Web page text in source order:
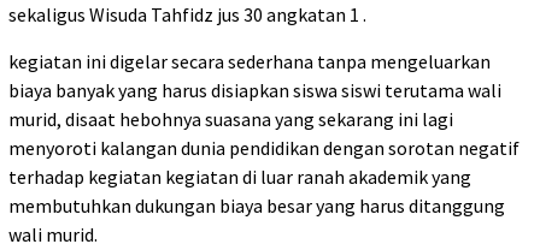
sekaligus Wisuda Tahfidz jus 30 angkatan 1 .
kegiatan ini digelar secara sederhana tanpa mengeluarkan
biaya banyak yang harus disiapkan siswa siswi terutama wali
murid, disaat hebohnya suasana yang sekarang ini lagi
menyoroti kalangan dunia pendidikan dengan sorotan negatif
terhadap kegiatan kegiatan di luar ranah akademik yang
membutuhkan dukungan biaya besar yang harus ditanggung
wali murid.